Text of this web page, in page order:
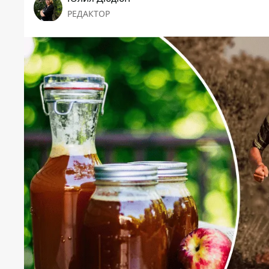
РЕДАКТОР